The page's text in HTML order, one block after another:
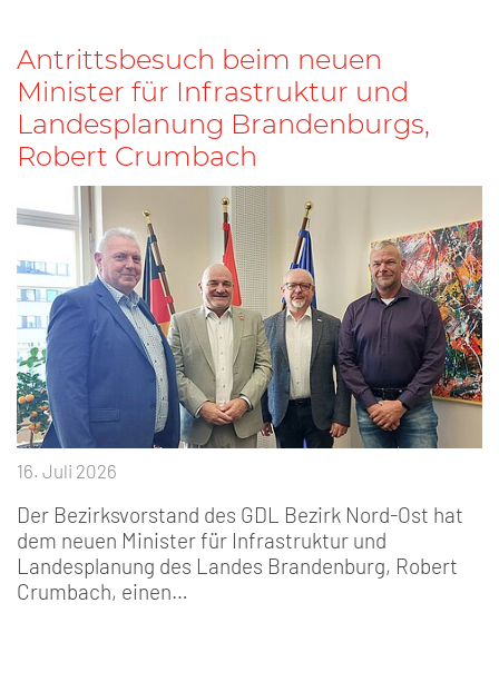
Antrittsbesuch beim neuen
Minister für Infrastruktur und
Landesplanung Brandenburgs,
Robert Crumbach
16. Juli 2026
Der Bezirksvorstand des GDL Bezirk Nord-Ost hat
dem neuen Minister für Infrastruktur und
Landesplanung des Landes Brandenburg, Robert
Crumbach, einen…